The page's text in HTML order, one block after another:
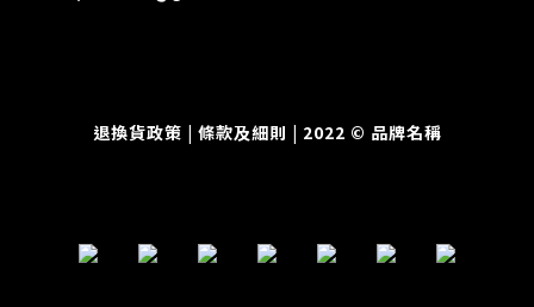
退換貨政策 | 條款及細則 | 2022 © 品牌名稱